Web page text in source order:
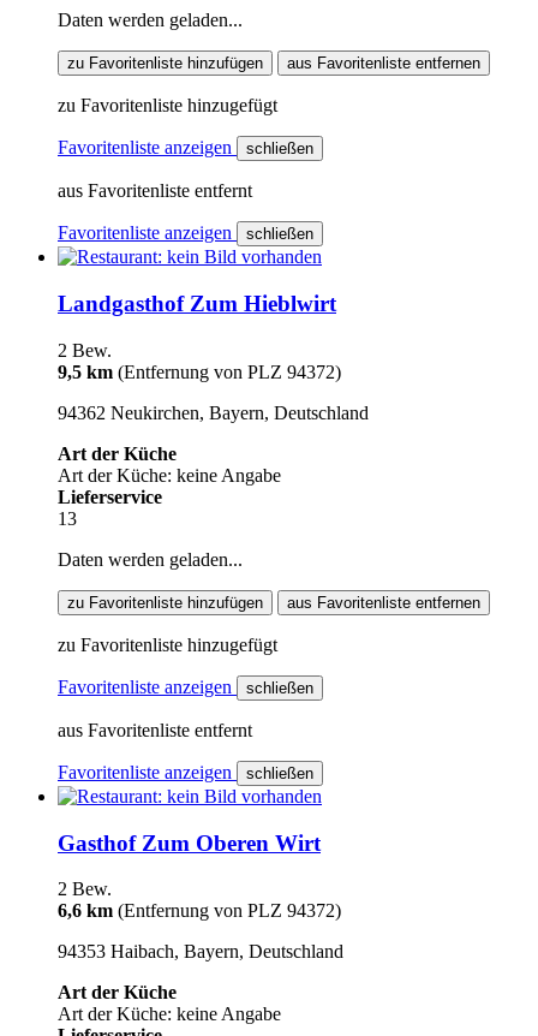
Daten werden geladen...
zu Favoritenliste hinzufügen aus Favoritenliste entfernen
zu Favoritenliste hinzugefügt
Favoritenliste anzeigen schließen
aus Favoritenliste entfernt
Favoritenliste anzeigen schließen
Landgasthof Zum Hieblwirt
2 Bew.
9,5 km (Entfernung von PLZ 94372)
94362 Neukirchen, Bayern, Deutschland
Art der Küche
Art der Küche: keine Angabe
Lieferservice
13
Daten werden geladen...
zu Favoritenliste hinzufügen aus Favoritenliste entfernen
zu Favoritenliste hinzugefügt
Favoritenliste anzeigen schließen
aus Favoritenliste entfernt
Favoritenliste anzeigen schließen
Gasthof Zum Oberen Wirt
2 Bew.
6,6 km (Entfernung von PLZ 94372)
94353 Haibach, Bayern, Deutschland
Art der Küche
Art der Küche: keine Angabe